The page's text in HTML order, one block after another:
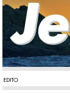
EDITO